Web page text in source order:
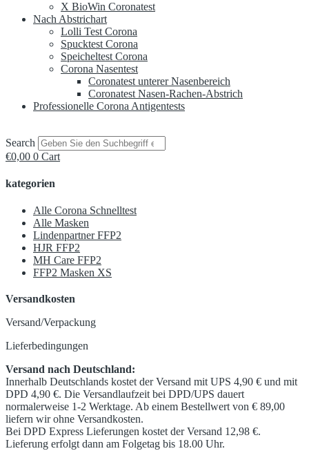
X BioWin Coronatest
Nach Abstrichart
Lolli Test Corona
Spucktest Corona
Speicheltest Corona
Corona Nasentest
Coronatest unterer Nasenbereich
Coronatest Nasen-Rachen-Abstrich
Professionelle Corona Antigentests
Search
€0,00 0 Cart
kategorien
Alle Corona Schnelltest
Alle Masken
Lindenpartner FFP2
HJR FFP2
MH Care FFP2
FFP2 Masken XS
Versandkosten
Versand/Verpackung
Lieferbedingungen
Versand nach Deutschland:
Innerhalb Deutschlands kostet der Versand mit UPS 4,90 € und mit
DPD 4,90 €. Die Versandlaufzeit bei DPD/UPS dauert
normalerweise 1-2 Werktage. Ab einem Bestellwert von € 89,00
liefern wir ohne Versandkosten.
Bei DPD Express Lieferungen kostet der Versand 12,98 €.
Lieferung erfolgt dann am Folgetag bis 18.00 Uhr.